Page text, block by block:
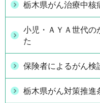
栃木県がん治療中核
小児・ＡＹＡ世代の
た
保険者によるがん検
栃木県がん対策推進